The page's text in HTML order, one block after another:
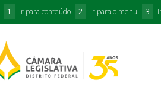
1 Ir para conteúdo 2 Ir para o menu 3